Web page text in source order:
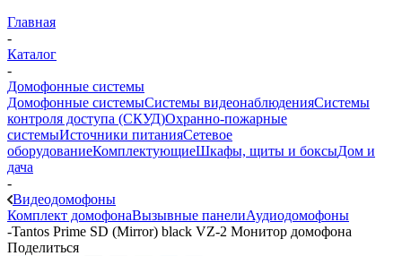
Главная
-
Каталог
-
Домофонные системы
Домофонные системыСистемы видеонаблюденияСистемы
контроля доступа (СКУД)Охранно-пожарные
системыИсточники питанияСетевое
оборудованиеКомплектующиеШкафы, щиты и боксыДом и
дача
-
Видеодомофоны
Комплект домофонаВызывные панелиАудиодомофоны
-Tantos Prime SD (Mirror) black VZ-2 Монитор домофона
Поделиться